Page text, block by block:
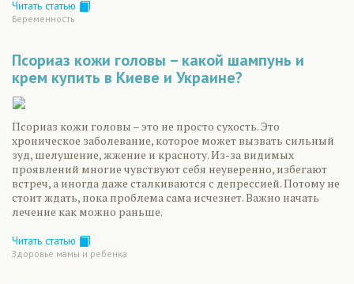
Читать статью
Беременность
Псориаз кожи головы – какой шампунь и
крем купить в Киеве и Украине?
Псориаз кожи головы – это не просто сухость. Это
хроническое заболевание, которое может вызвать сильный
зуд, шелушение, жжение и красноту. Из-за видимых
проявлений многие чувствуют себя неуверенно, избегают
встреч, а иногда даже сталкиваются с депрессией. Потому не
стоит ждать, пока проблема сама исчезнет. Важно начать
лечение как можно раньше.
Читать статью
Здоровье мамы и ребенка